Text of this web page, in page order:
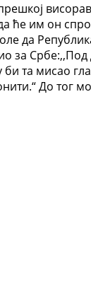
ће им он
да
за
та мисао
До тог